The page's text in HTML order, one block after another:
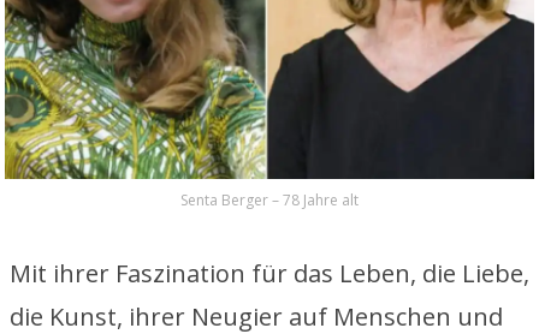
Senta Berger – 78 Jahre alt
Mit ihrer Faszination für das Leben, die Liebe,
die Kunst, ihrer Neugier auf Menschen und